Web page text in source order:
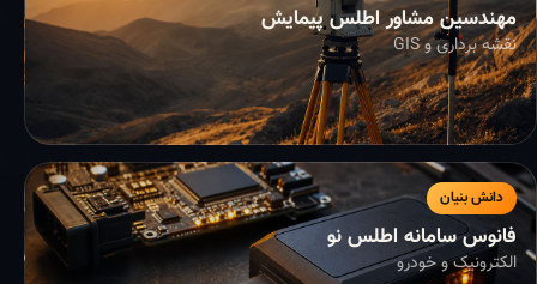
مهندسین مشاور اطلس پیمایش
نقشه برداری و GIS
دانش بنیان
فانوس سامانه اطلس نو
الکترونیک و خودرو